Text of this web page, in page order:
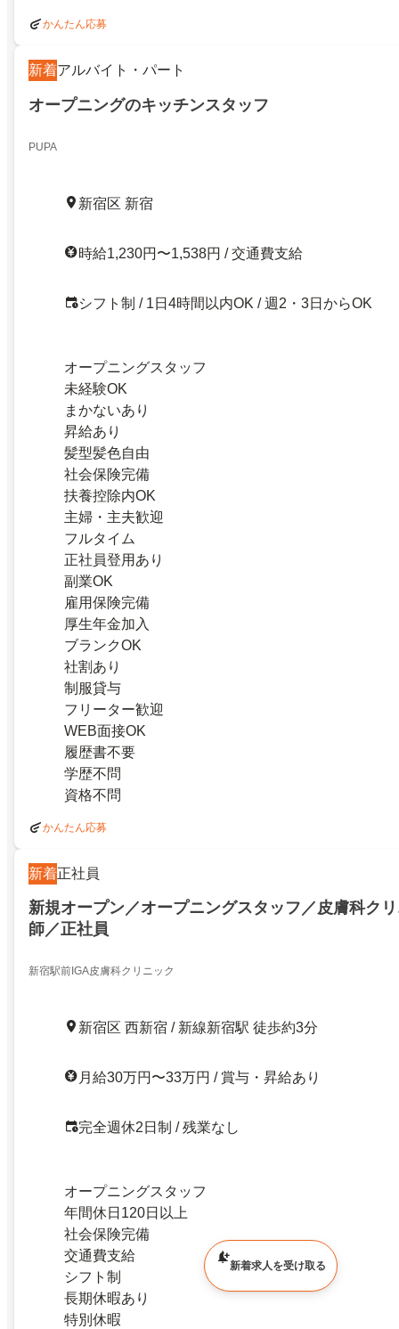
かんたん応募
新着アルバイト・パート
オープニングのキッチンスタッフ
PUPA
新宿区 新宿
時給1,230円〜1,538円 / 交通費支給
シフト制 / 1日4時間以内OK / 週2・3日からOK
オープニングスタッフ
未経験OK
まかないあり
昇給あり
髪型髪色自由
社会保険完備
扶養控除内OK
主婦・主夫歓迎
フルタイム
正社員登用あり
副業OK
雇用保険完備
厚生年金加入
ブランクOK
社割あり
制服貸与
フリーター歓迎
WEB面接OK
履歴書不要
学歴不問
資格不問
かんたん応募
新着正社員
新規オープン／オープニングスタッフ／皮膚科ク
師／正社員
新宿駅前IGA皮膚科クリニック
新宿区 西新宿 / 新線新宿駅 徒歩約3分
月給30万円〜33万円 / 賞与・昇給あり
完全週休2日制 / 残業なし
オープニングスタッフ
年間休日120日以上
社会保険完備
交通費支給
シフト制
長期休暇あり
特別休暇
新着求人を受け取る